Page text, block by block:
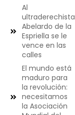
Al
ultraderechista
Abelardo de la
Espriella se le
vence en las
calles
El mundo está
maduro para
la revolución:
necesitamos
la Asociación